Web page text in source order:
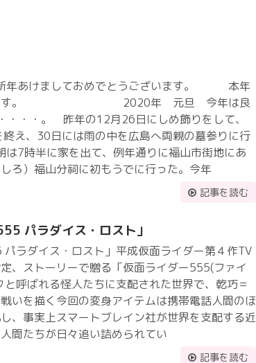
けましておめでとうございます。 本年
たします。 2020年 元旦 今年は良
・・・。 昨年の12月26日にしめ飾りをして、
え、30日には雨の中を広島へ両親の墓参りに行
7時半に家を出て、例年通りに福山市街地にあ
ろ）福山分祠に初もうでに行った。今年
記事を読む
パラダイス・ロスト」
パラダイス・ロスト」平成仮面ライダー第４作TV
、ストーリーで贈る「仮面ライダー555(ファイ
呼ばれる怪人たちに支配された世界で、乾巧＝
いを描く今回の変身アイテムは携帯電話人間のほ
、事実上スマートブレイン社が世界を支配する近
間たちが日々追い詰められてい
記事を読む